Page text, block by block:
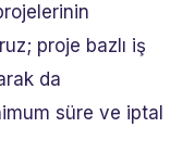
proje bazlı iş
da
süre ve iptal